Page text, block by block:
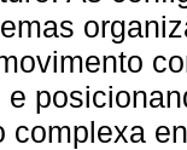
complexa